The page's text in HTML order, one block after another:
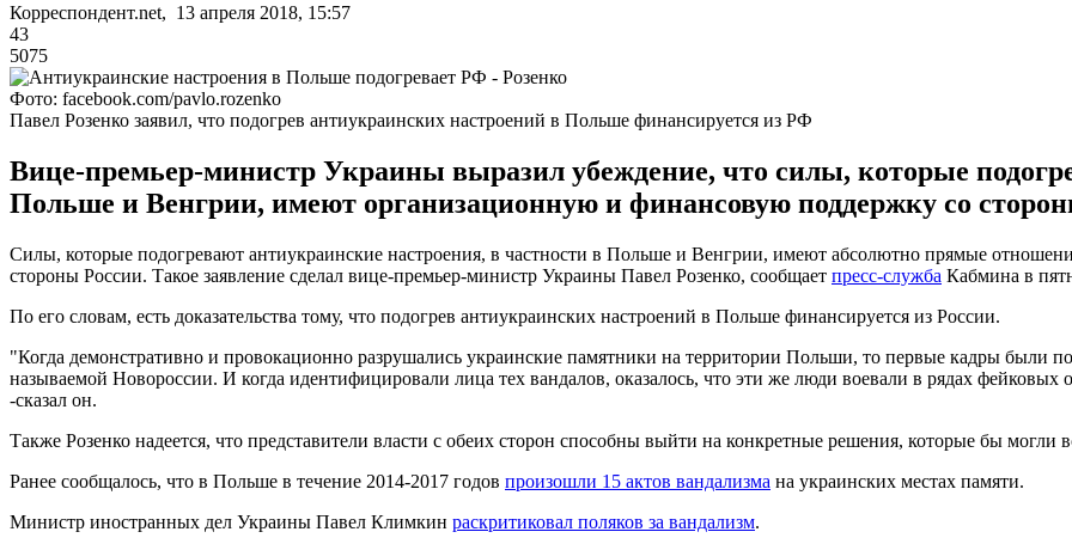
Корреспондент.net, 13 апреля 2018, 15:57
43
5075
Фото: facebook.com/pavlo.rozenko
Павел Розенко заявил, что подогрев антиукраинских настроений в Польше финансируется из РФ
Вице-премьер-министр Украины выразил убеждение, что силы, которые
Польше и Венгрии, имеют организационную и финансовую поддержку со
Силы, которые подогревают антиукраинские настроения, в частности в Польше и Венгрии, имеют абсолютно прямые
стороны России. Такое заявление сделал вице-премьер-министр Украины Павел Розенко, сообщает пресс-служба Кабмина в
По его словам, есть доказательства тому, что подогрев антиукраинских настроений в Польше финансируется из России.
"Когда демонстративно и провокационно разрушались украинские памятники на территории Польши, то первые кадры были
называемой Новороссии. И когда идентифицировали лица тех вандалов, оказалось, что эти же люди воевали в рядах
-сказал он.
Также Розенко надеется, что представители власти с обеих сторон способны выйти на конкретные решения, которые бы могли
Ранее сообщалось, что в Польше в течение 2014-2017 годов произошли 15 актов вандализма на украинских местах памяти.
Министр иностранных дел Украины Павел Климкин раскритиковал поляков за вандализм.